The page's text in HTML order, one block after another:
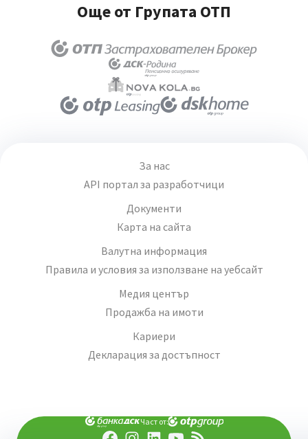
Още от Групата ОТП
За нас
API портал за разработчици
Документи
Карта на сайта
Валутна информация
Правила и условия за използване на уебсайт
Медия център
Продажба на имоти
Кариери
Декларация за достъпност
Част от: